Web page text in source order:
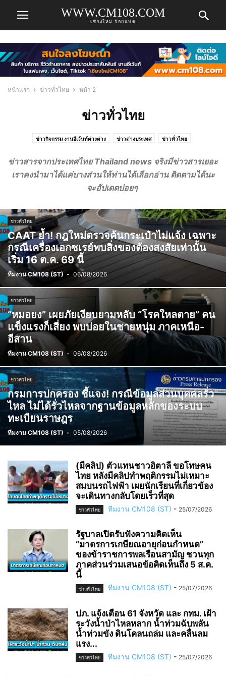
WWW.CM108.COM
เชียงใหม่ ร้อยแปด
หน้าแรก ข่าวทั่วไทย หน้า 2
ข่าวทั่วไทย
ข่าวกิจกรรม งานอีเว้นท์ต่างต่าง ข่าวต่างประเทศ ข่าวทั่วไทย
ข่าวรับสมัครงาน ข่าวเชียงใหม่ ข่าวด่วน ข่าวเชียงใหม่ล่าสุด ข่าวเชียงใหม่วันนี้
คลิปวีดีโอ รีวิว แนะนำ ร้านอาหารในเชียงใหม่ สบายๆ กินชิล เที่ยวชิล
ไม่มีหมวดหมู่ เรื่องทั่วไป สัพเพเหระ
ข่าวสารจากประเทศไทย Thailand news จริงมีข่าวสารเยอะ
เราคงนำมาได้แค่บางส่วนให้ท่านได้เลือกอ่าน ติดตามได้นะ
จะอัปเดตบ่อยๆ
ข่าวทั่วไทย
CAAT ย้ำ! กฎใหม่ตรวจค้นกระเป๋าไม่แจ้ง เฉพาะ
กรณีเครื่องเอกซเรย์พบสิ่งของต้องสงสัยเท่านั้น
เริ่ม 16 ต.ค. 69 นี้
ทีมงาน CM108 (ST) - 06/08/2026
ข่าวทั่วไทย
“หมอยง” เผยภัยเงียบยามหลับ “โรคใหลตาย” คน
แข็งแรงก็เสี่ยง พบบ่อยในชายหนุ่ม ภาคเหนือ-
อีสาน
ทีมงาน CM108 (ST) - 06/08/2026
ข่าวทั่วไทย
กรมการปกครอง ชี้แจง! กรณีข้อมูลส่วนบุคคลรั่ว
ไหล ไม่ได้รั่วไหลจากฐานข้อมูลหลักของระบบ
ทะเบียนราษฎร
ทีมงาน CM108 (ST) - 05/08/2026
(มีคลิป) ตัวแทนชาวอิตาลี ขอโทษคน
ไทย หลังมีคลิปทำพฤติกรรมไม่เหมาะ
สมบนรถไฟฟ้า เผยนักเรียนที่เกี่ยวข้อง
จะเดินทางกลับโดยเร็วที่สุด
ข่าวทั่วไทย ทีมงาน CM108 (ST) - 25/07/2026
รัฐบาลเปิดรับฟังความคิดเห็น
“มาตรการเกษียณอายุก่อนกำหนด”
ของข้าราชการพลเรือนสามัญ ชวนทุก
ภาคส่วนร่วมเสนอข้อคิดเห็นถึง 5 ส.ค.
นี้
ข่าวทั่วไทย ทีมงาน CM108 (ST) - 25/07/2026
ปภ. แจ้งเตือน 61 จังหวัด และ กทม. เฝ้า
ระวังน้ำป่าไหลหลาก น้ำท่วมฉับพลัน
น้ำท่วมขัง ดินโคลนถล่ม และคลื่นลม
แรง...
ข่าวทั่วไทย ทีมงาน CM108 (ST) - 25/07/2026